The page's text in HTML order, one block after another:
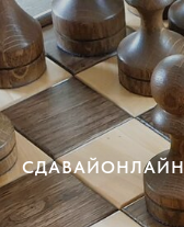
СДАВАЙОНЛАЙН